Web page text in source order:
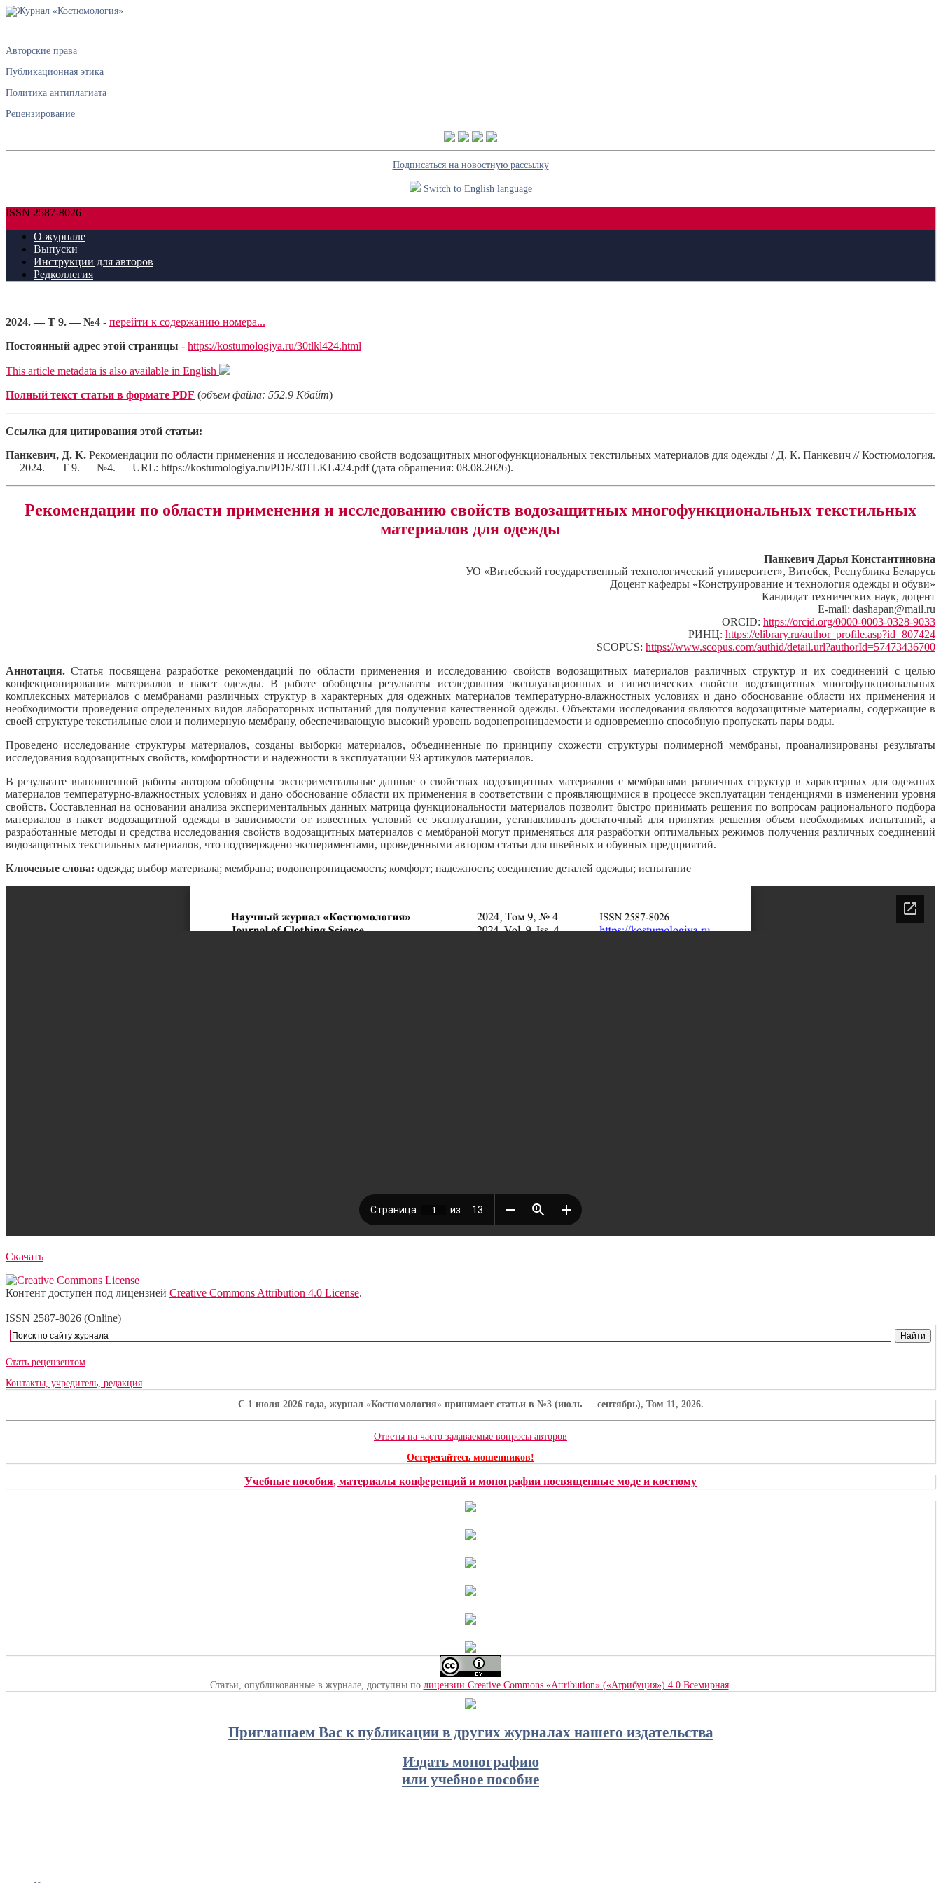
Авторские права
Публикационная этика
Политика антиплагиата
Рецензирование
Подписаться на новостную рассылку
Switch to English language
ISSN 2587-8026
О журнале
Выпуски
Инструкции для авторов
Редколлегия
2024. — Т 9. — №4 - перейти к содержанию номера...
Постоянный адрес этой страницы - https://kostumologiya.ru/30tlkl424.html
This article metadata is also available in English
Полный текст статьи в формате PDF (объем файла: 552.9 Кбайт)
Ссылка для цитирования этой статьи:
Панкевич, Д. К. Рекомендации по области применения и исследованию свойств водозащитных многофункциональных текстильных материалов для одежды / Д. К. Панкевич // Костюмология.
— 2024. — Т 9. — №4. — URL: https://kostumologiya.ru/PDF/30TLKL424.pdf (дата обращения: 08.08.2026).
Рекомендации по области применения и исследованию свойств водозащитных многофункциональных текстильных
материалов для одежды
Панкевич Дарья Константиновна
УО «Витебский государственный технологический университет», Витебск, Республика Беларусь
Доцент кафедры «Конструирование и технология одежды и обуви»
Кандидат технических наук, доцент
E-mail: dashapan@mail.ru
ORCID: https://orcid.org/0000-0003-0328-9033
РИНЦ: https://elibrary.ru/author_profile.asp?id=807424
SCOPUS: https://www.scopus.com/authid/detail.url?authorId=57473436700
Аннотация. Статья посвящена разработке рекомендаций по области применения и исследованию свойств водозащитных материалов различных структур и их соединений с целью
конфекционирования материалов в пакет одежды. В работе обобщены результаты исследования эксплуатационных и гигиенических свойств водозащитных многофункциональных
комплексных материалов с мембранами различных структур в характерных для одежных материалов температурно-влажностных условиях и дано обоснование области их применения и
необходимости проведения определенных видов лабораторных испытаний для получения качественной одежды. Объектами исследования являются водозащитные материалы, содержащие в
своей структуре текстильные слои и полимерную мембрану, обеспечивающую высокий уровень водонепроницаемости и одновременно способную пропускать пары воды.
Проведено исследование структуры материалов, созданы выборки материалов, объединенные по принципу схожести структуры полимерной мембраны, проанализированы результаты
исследования водозащитных свойств, комфортности и надежности в эксплуатации 93 артикулов материалов.
В результате выполненной работы автором обобщены экспериментальные данные о свойствах водозащитных материалов с мембранами различных структур в характерных для одежных
материалов температурно-влажностных условиях и дано обоснование области их применения в соответствии с проявляющимися в процессе эксплуатации тенденциями в изменении уровня
свойств. Составленная на основании анализа экспериментальных данных матрица функциональности материалов позволит быстро принимать решения по вопросам рационального подбора
материалов в пакет водозащитной одежды в зависимости от известных условий ее эксплуатации, устанавливать достаточный для принятия решения объем необходимых испытаний, а
разработанные методы и средства исследования свойств водозащитных материалов с мембраной могут применяться для разработки оптимальных режимов получения различных соединений
водозащитных текстильных материалов, что подтверждено экспериментами, проведенными автором статьи для швейных и обувных предприятий.
Ключевые слова: одежда; выбор материала; мембрана; водонепроницаемость; комфорт; надежность; соединение деталей одежды; испытание
Скачать
Контент доступен под лицензией Creative Commons Attribution 4.0 License.
ISSN 2587-8026 (Online)
Стать рецензентом
Контакты, учредитель, редакция
C 1 июля 2026 года, журнал «Костюмология» принимает статьи в №3 (июль — сентябрь), Том 11, 2026.
Ответы на часто задаваемые вопросы авторов
Остерегайтесь мошенников!
Учебные пособия, материалы конференций и монографии посвященные моде и костюму
Статьи, опубликованные в журнале, доступны по лицензии Creative Commons «Attribution» («Атрибуция») 4.0 Всемирная.
Приглашаем Вас к публикации в других журналах нашего издательства
Издать монографию
или учебное пособие